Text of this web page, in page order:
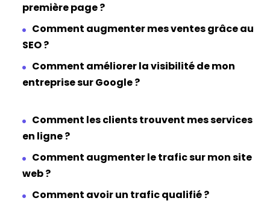
première page ?
Comment augmenter mes ventes grâce au
SEO ?
Comment améliorer la visibilité de mon
entreprise sur Google ?
Comment les clients trouvent mes services
en ligne ?
Comment augmenter le trafic sur mon site
web ?
Comment avoir un trafic qualifié ?